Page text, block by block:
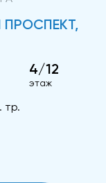
ПРОСПЕКТ,
4/12
этаж
тр.